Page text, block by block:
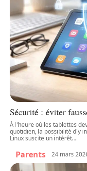
Sécurité : éviter
À l'heure où les tablettes
quotidien, la possibilité d'y
Linux suscite un intérêt…
Parents 24 mars